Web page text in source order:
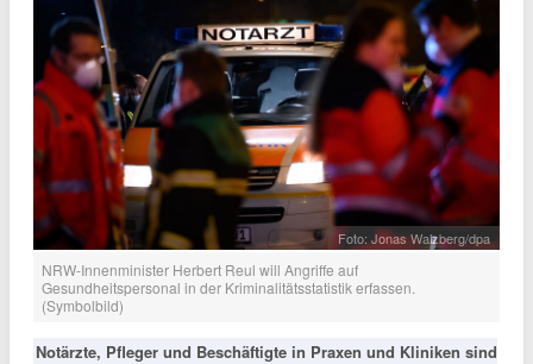
Foto: Jonas Walzberg/dpa
NRW-Innenminister Herbert Reul will Angriffe auf
Gesundheitspersonal in der Kriminalitätsstatistik erfassen.
(Symbolbild)
Notärzte, Pfleger und Beschäftigte in Praxen und Kliniken sind